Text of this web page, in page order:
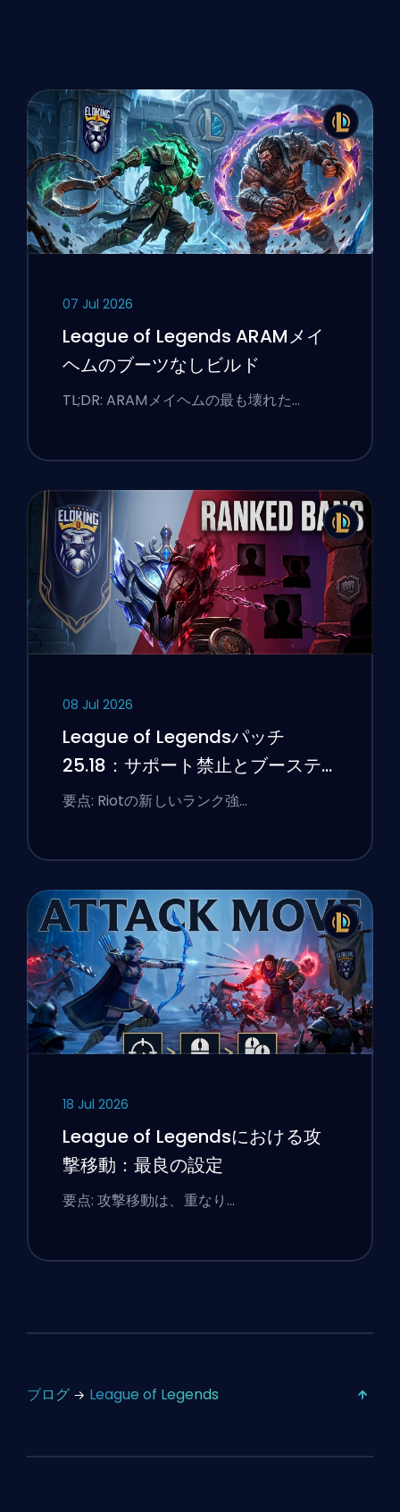
07 Jul 2026
League of Legends ARAMメイ
ヘムのブーツなしビルド
TL;DR: ARAMメイヘムの最も壊れた…
08 Jul 2026
League of Legendsパッチ
25.18：サポート禁止とブーステ
ィングのフラグ
要点: Riotの新しいランク強…
18 Jul 2026
League of Legendsにおける攻
撃移動：最良の設定
要点: 攻撃移動は、重なり…
ブログ League of Legends